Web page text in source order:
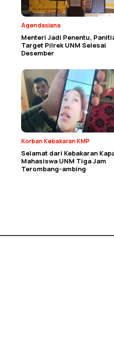
Agendasiana
Menteri Jadi Penentu,
Target Pilrek UNM Selesai
Desember
Korban Kebakaran KMP
Selamat dari Kebakaran
Mahasiswa UNM Tiga Jam
Terombang-ambing